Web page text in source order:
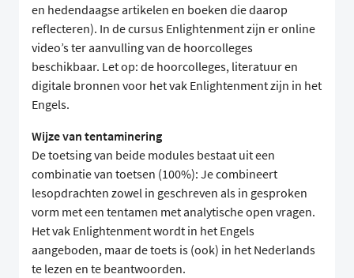
en hedendaagse artikelen en boeken die daarop
reflecteren). In de cursus Enlightenment zijn er online
video’s ter aanvulling van de hoorcolleges
beschikbaar. Let op: de hoorcolleges, literatuur en
digitale bronnen voor het vak Enlightenment zijn in het
Engels.
Wijze van tentaminering
De toetsing van beide modules bestaat uit een
combinatie van toetsen (100%): Je combineert
lesopdrachten zowel in geschreven als in gesproken
vorm met een tentamen met analytische open vragen.
Het vak Enlightenment wordt in het Engels
aangeboden, maar de toets is (ook) in het Nederlands
te lezen en te beantwoorden.